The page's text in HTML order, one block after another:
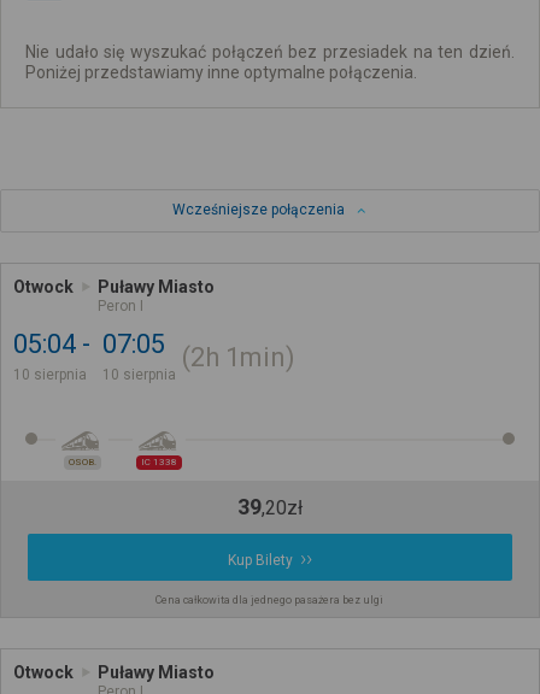
Nie udało się wyszukać połączeń bez przesiadek na ten dzień.
Poniżej przedstawiamy inne optymalne połączenia.
Wcześniejsze połączenia
Otwock Puławy Miasto
Peron I
05:04
10 sierpnia
07:05
10 sierpnia
2h 1min
OSOB. IC 1338
39,20zł
Kup Bilety
Cena całkowita dla jednego pasażera bez ulgi
Otwock Puławy Miasto